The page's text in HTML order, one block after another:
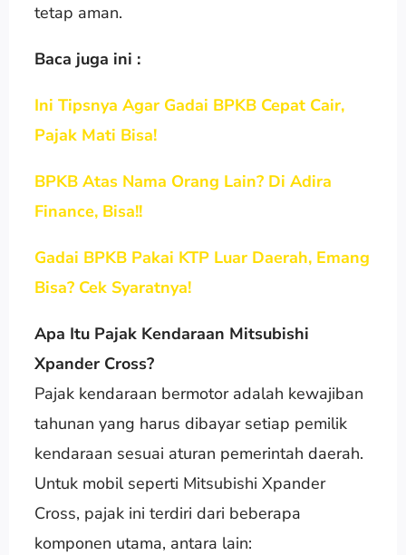
tetap aman.
Baca juga ini :
Ini Tipsnya Agar Gadai BPKB Cepat Cair,
Pajak Mati Bisa!
BPKB Atas Nama Orang Lain? Di Adira
Finance, Bisa!!
Gadai BPKB Pakai KTP Luar Daerah, Emang
Bisa? Cek Syaratnya!
Apa Itu Pajak Kendaraan Mitsubishi
Xpander Cross?
Pajak kendaraan bermotor adalah kewajiban
tahunan yang harus dibayar setiap pemilik
kendaraan sesuai aturan pemerintah daerah.
Untuk mobil seperti Mitsubishi Xpander
Cross, pajak ini terdiri dari beberapa
komponen utama, antara lain: